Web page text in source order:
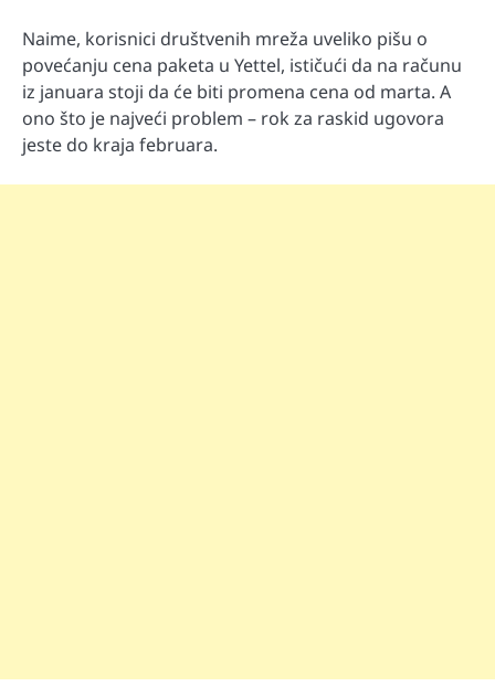
Naime, korisnici društvenih mreža uveliko pišu o
povećanju cena paketa u Yettel, ističući da na računu
iz januara stoji da će biti promena cena od marta. A
ono što je najveći problem – rok za raskid ugovora
jeste do kraja februara.